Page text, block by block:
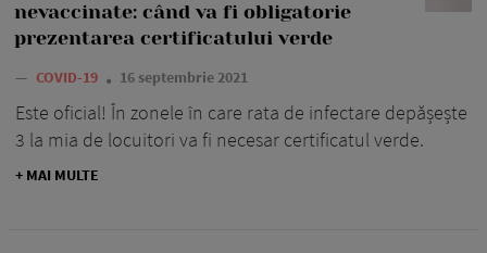
nevaccinate: când va fi obligatorie
prezentarea certificatului verde
— COVID-19 16 septembrie 2021
Este oficial! În zonele în care rata de infectare depășește
3 la mia de locuitori va fi necesar certificatul verde.
+ MAI MULTE